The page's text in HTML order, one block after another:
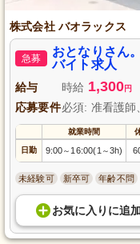
株式会社 バオラックス
急募
おとなりさん
バイト求人
給与 時給 1,300円
応募要件必須: 准看護師
就業時間
日勤 9:00～ 16:00(1 ～3h)
未経験可 新卒可 年齢不問
お気に入り に追加